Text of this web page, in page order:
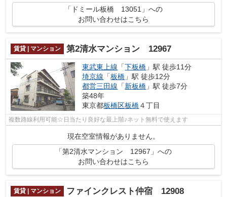
「ドミール板橋 13051」への
お問い合わせはこちら
賃貸 | マンション 第2清水マンション 12967
東武東上線 「下板橋 」駅 徒歩11分
埼京線 「板橋 」駅 徒歩12分
都営三田線 「新板橋 」駅 徒歩7分
築48年
東京都板橋区板橋４丁目
複数路線利用可能☆日当たり良好な最上階♪ネット無料で使えます
現在空室情報がありません。
「第2清水マンション 12967」への
お問い合わせはこちら
賃貸 | マンション ファインクレスト仲宿 12908